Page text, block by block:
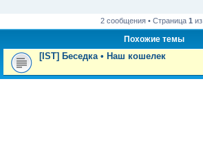
2 сообщения • Страница 1 из
Похожие темы
[IST] Беседка • Наш кошелек